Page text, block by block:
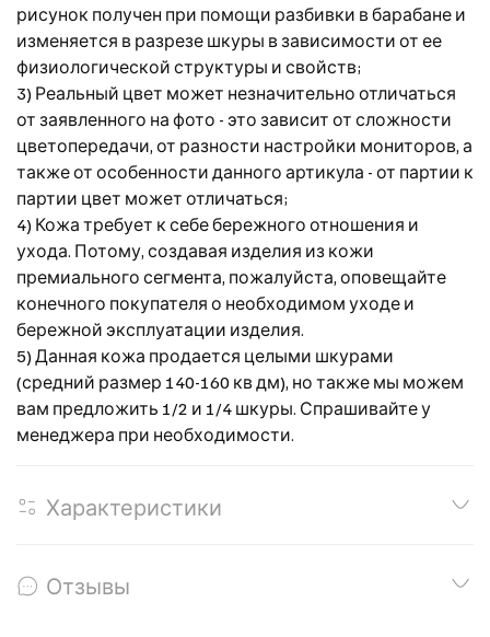
рисунок получен при помощи разбивки в барабане и
изменяется в разрезе шкуры в зависимости от ее
физиологической структуры и свойств;
3) Реальный цвет может незначительно отличаться
от заявленного на фото - это зависит от сложности
цветопередачи, от разности настройки мониторов, а
также от особенности данного артикула - от партии к
партии цвет может отличаться;
4) Кожа требует к себе бережного отношения и
ухода. Потому, создавая изделия из кожи
премиального сегмента, пожалуйста, оповещайте
конечного покупателя о необходимом уходе и
бережной эксплуатации изделия.
5) Данная кожа продается целыми шкурами
(средний размер 140-160 кв дм), но также мы можем
вам предложить 1/2 и 1/4 шкуры. Спрашивайте у
менеджера при необходимости.
Характеристики
Отзывы